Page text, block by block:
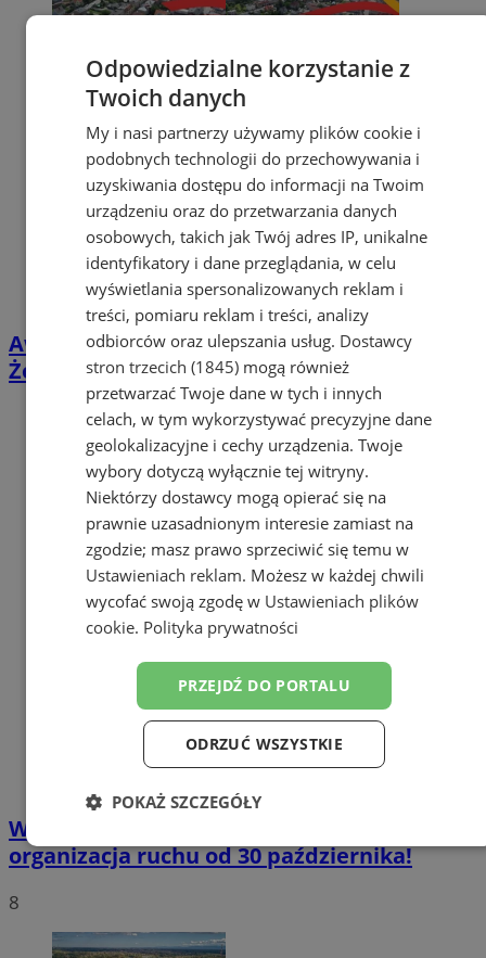
Awaryjne prace na ul. Pszczyńskiej w
Żorach – zmiana organizacji ruchu
Wszystkich Świętych w Żorach. Nowa
organizacja ruchu od 30 października!
8
Odpowiedzialne korzystanie z
Twoich danych
My i nasi partnerzy używamy plików cookie i
podobnych technologii do przechowywania i
uzyskiwania dostępu do informacji na Twoim
urządzeniu oraz do przetwarzania danych
osobowych, takich jak Twój adres IP, unikalne
identyfikatory i dane przeglądania, w celu
wyświetlania spersonalizowanych reklam i
treści, pomiaru reklam i treści, analizy
odbiorców oraz ulepszania usług. Dostawcy
stron trzecich (1845) mogą również
przetwarzać Twoje dane w tych i innych
celach, w tym wykorzystywać precyzyjne dane
geolokalizacyjne i cechy urządzenia. Twoje
wybory dotyczą wyłącznie tej witryny.
Niektórzy dostawcy mogą opierać się na
prawnie uzasadnionym interesie zamiast na
zgodzie; masz prawo sprzeciwić się temu w
Ustawieniach reklam. Możesz w każdej chwili
wycofać swoją zgodę w Ustawieniach plików
cookie. Polityka prywatności
PRZEJDŹ DO PORTALU
ODRZUĆ WSZYSTKIE
POKAŻ SZCZEGÓŁY
Niezbędne Wydajność Targetowanie
Funkcjonalność